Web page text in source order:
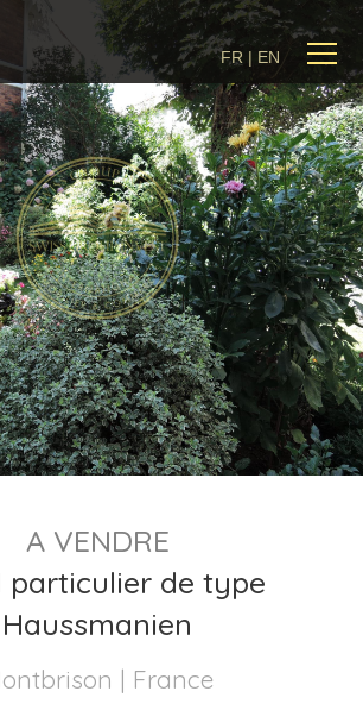
FR | EN
A VENDRE
particulier de type
Haussmanien
| France